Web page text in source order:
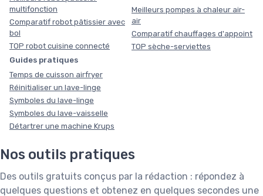
multifonction
Comparatif robot pâtissier avec
bol
TOP robot cuisine connecté
Meilleurs pompes à chaleur air-
air
Comparatif chauffages d'appoint
TOP sèche-serviettes
Guides pratiques
Temps de cuisson airfryer
Réinitialiser un lave-linge
Symboles du lave-linge
Symboles du lave-vaisselle
Détartrer une machine Krups
Nos outils pratiques
Des outils gratuits conçus par la rédaction : répondez à
quelques questions et obtenez en quelques secondes une